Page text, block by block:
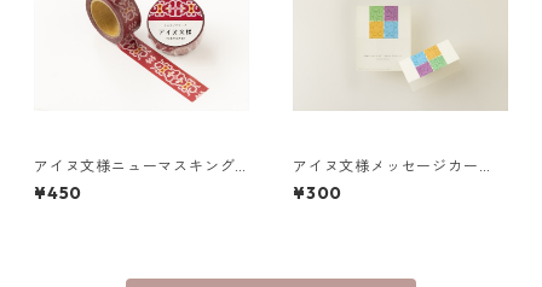
アイヌ文様ニューマスキング
テープ／tupesanpe トゥペサ
ンペ（赤）津田命子
¥450
アイヌ文様メッセージカー
ド ２つ折り 少し休みまし
ょう
¥300